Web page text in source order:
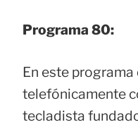
Programa 80:
En este
telefónicamente
tecladista